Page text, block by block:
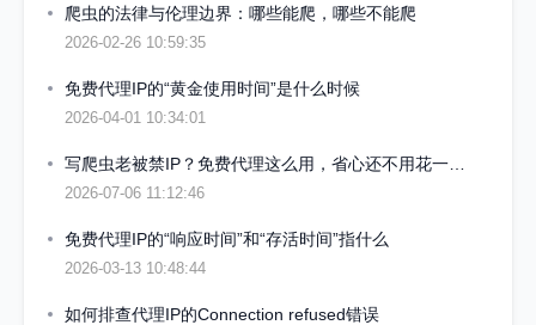
爬虫的法律与伦理边界：哪些能爬，哪些不能爬
2026-02-26 10:59:35
免费代理IP的“黄金使用时间”是什么时候
2026-04-01 10:34:01
2026-07-06 11:12:46
免费代理IP的“响应时间”和“存活时间”指什么
2026-03-13 10:48:44
如何排查代理IP的Connection refused错误